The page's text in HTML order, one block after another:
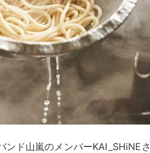
ド山嵐のメンバーKAI_SHiNEさ